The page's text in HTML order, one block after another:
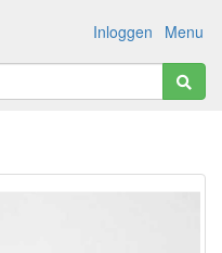
Menu
Inloggen